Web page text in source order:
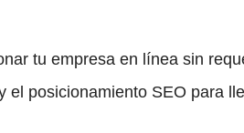
tu empresa en línea sin
el posicionamiento SEO para